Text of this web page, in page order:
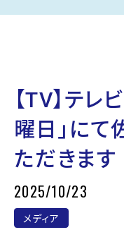
【TV】テレ
曜日」にて
ただきます
2025/10/23
メディア